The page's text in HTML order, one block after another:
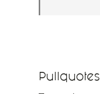
Pullquotes